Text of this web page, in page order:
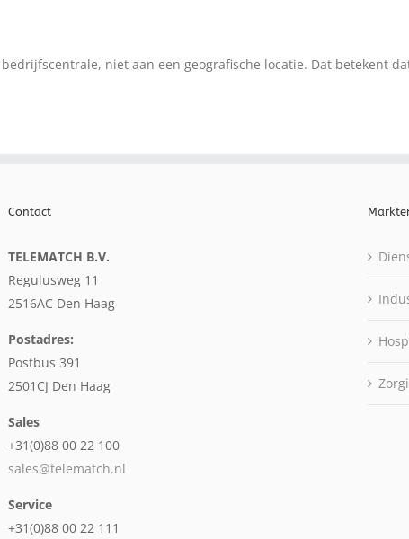
niet aan een geografische locatie. Dat betekent
Contact
TELEMATCH B.V.
Regulusweg 11
2516AC Den Haag
Postadres:
Postbus 391
2501CJ Den Haag
Sales
+31(0)88 00 22 100
sales@telematch.nl
Service
+31(0)88 00 22 111